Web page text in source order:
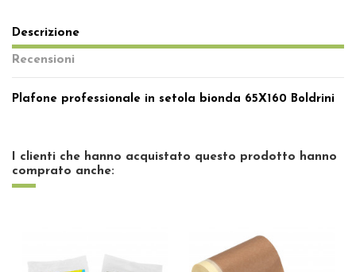
Descrizione
Recensioni
Plafone professionale in setola bionda 65X160 Boldrini
I clienti che hanno acquistato questo prodotto hanno
comprato anche: